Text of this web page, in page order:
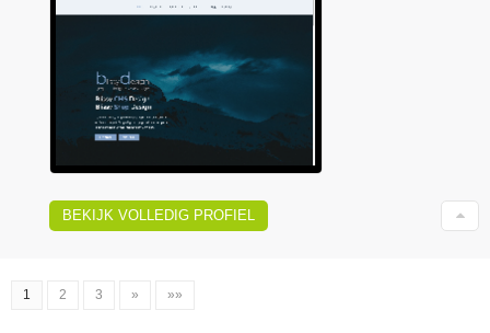
BEKIJK VOLLEDIG PROFIEL
1 2 3 » »»